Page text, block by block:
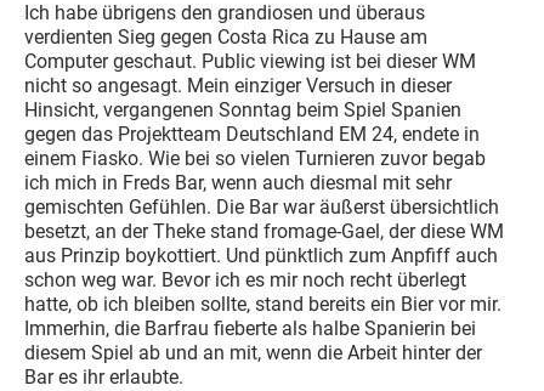
Ich habe übrigens den grandiosen und überaus
verdienten Sieg gegen Costa Rica zu Hause am
Computer geschaut. Public viewing ist bei dieser WM
nicht so angesagt. Mein einziger Versuch in dieser
Hinsicht, vergangenen Sonntag beim Spiel Spanien
gegen das Projektteam Deutschland EM 24, endete in
einem Fiasko. Wie bei so vielen Turnieren zuvor begab
ich mich in Freds Bar, wenn auch diesmal mit sehr
gemischten Gefühlen. Die Bar war äußerst übersichtlich
besetzt, an der Theke stand fromage-Gael, der diese WM
aus Prinzip boykottiert. Und pünktlich zum Anpfiff auch
schon weg war. Bevor ich es mir noch recht überlegt
hatte, ob ich bleiben sollte, stand bereits ein Bier vor mir.
Immerhin, die Barfrau fieberte als halbe Spanierin bei
diesem Spiel ab und an mit, wenn die Arbeit hinter der
Bar es ihr erlaubte.